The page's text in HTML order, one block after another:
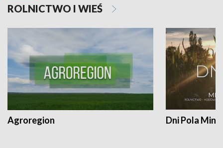
ROLNICTWO I WIEŚ
Agroregion Dni Pola